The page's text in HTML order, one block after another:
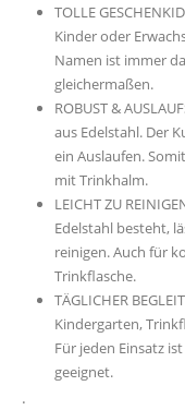
TOLLE
Kinder oder
Namen ist immer
gleichermaßen.
ROBUST &
aus Edelstahl. Der
ein Auslaufen.
mit Trinkhalm.
LEICHT ZU
Edelstahl besteht,
reinigen. Auch für
Trinkflasche.
TÄGLICHER
Kindergarten,
Für jeden Einsatz
geeignet.
.